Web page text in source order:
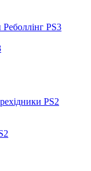
PS3
PS2